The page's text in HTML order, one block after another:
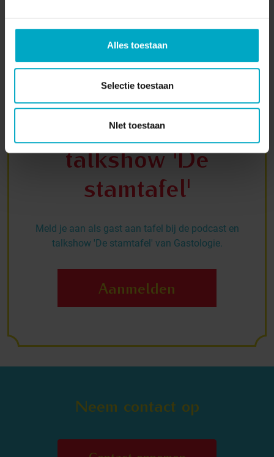
Alles toestaan
Selectie toestaan
NIet toestaan
Word gast aan tafel
bij podcast en
talkshow 'De
stamtafel'
Meld je aan als gast aan tafel bij de podcast en
talkshow 'De stamtafel' van Gastologie.
Aanmelden
Neem contact op